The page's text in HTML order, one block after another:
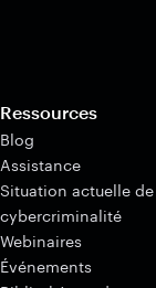
Ressources
Blog
Assistance
Situation actuelle de
cybercriminalité
Webinaires
Événements